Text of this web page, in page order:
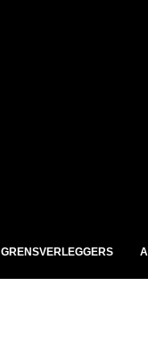
GRENSVERLEGGERS